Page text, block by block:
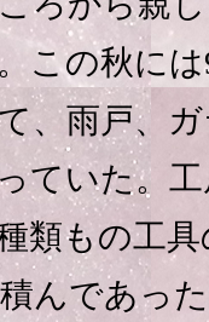
この秋に
、雨戸、
ていた。
類もの工
んであっ